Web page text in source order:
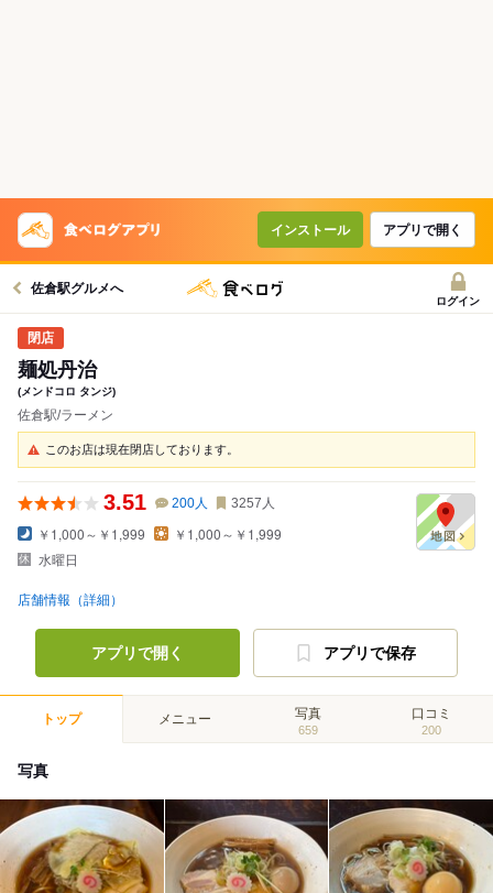
インストール アプリで開く
佐倉駅グルメへ
ログイン
麺処丹治
(メンドコロ タンジ)
佐倉駅/ラーメン
このお店は現在閉店しております。
3.51 200人 3257 人
￥1,000～￥1,999
￥1,000～￥1,999
水曜日
店舗情報（詳細）
アプリで開く アプリで保存
トップ メニュー 写真
659
口コミ
200
写真